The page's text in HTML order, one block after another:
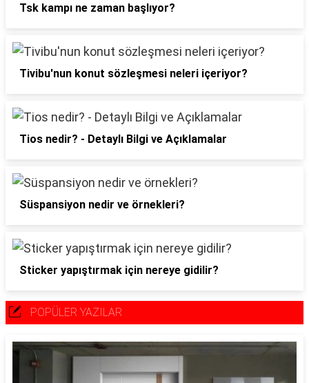
Tsk kampı ne zaman başlıyor?
Tivibu'nun konut sözleşmesi neleri içeriyor?
Tios nedir? - Detaylı Bilgi ve Açıklamalar
Süspansiyon nedir ve örnekleri?
Sticker yapıştırmak için nereye gidilir?
POPÜLER YAZILAR